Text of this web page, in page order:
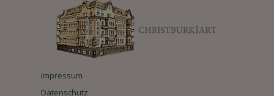
Impressum
Datenschutz